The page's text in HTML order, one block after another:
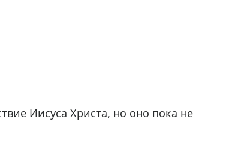
Иисуса Христа, но оно пока не